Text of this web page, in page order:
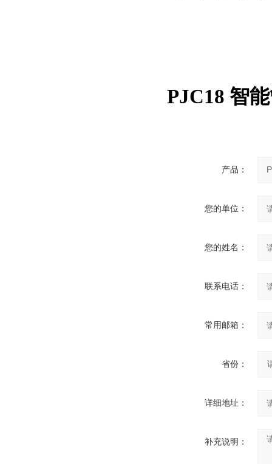
PJC18 智
产品：
您的单位：
您的姓名：
联系电话：
常用邮箱：
省份：
详细地址：
补充说明：